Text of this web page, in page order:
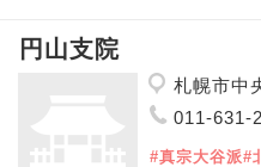
円山支院
札幌市中
011-631-
#真宗大谷派#